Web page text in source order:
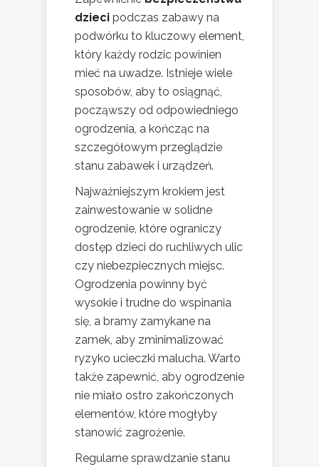
dzieci podczas zabawy na
podwórku to kluczowy element,
który każdy rodzic powinien
mieć na uwadze. Istnieje wiele
sposobów, aby to osiągnąć,
począwszy od odpowiedniego
ogrodzenia, a kończąc na
szczegółowym przeglądzie
stanu zabawek i urządzeń.
Najważniejszym krokiem jest
zainwestowanie w solidne
ogrodzenie, które ograniczy
dostęp dzieci do ruchliwych ulic
czy niebezpiecznych miejsc.
Ogrodzenia powinny być
wysokie i trudne do wspinania
się, a bramy zamykane na
zamek, aby zminimalizować
ryzyko ucieczki malucha. Warto
także zapewnić, aby ogrodzenie
nie miało ostro zakończonych
elementów, które mogłyby
stanowić zagrożenie.
Regularne sprawdzanie stanu